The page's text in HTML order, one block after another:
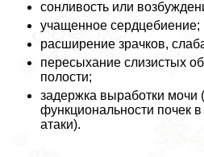
сонливость или
учащенное сердцебиение;
расширение зрачков,
пересыхание слизистых
полости;
задержка выработки мочи
функциональности почек в
атаки).